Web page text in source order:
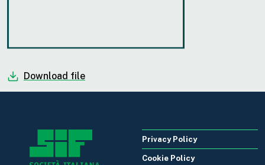
Download file
Privacy Policy
Cookie Policy